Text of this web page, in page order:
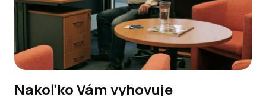
Nakoľko Vám vyhovuje